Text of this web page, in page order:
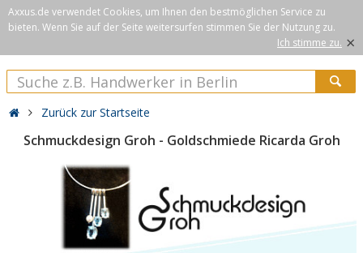
Axxus.de verwendet Cookies, um Ihnen den bestmöglichen Service zu
bieten. Wenn Sie auf der Seite weitersurfen stimmen Sie der Nutzung zu.
Ich stimme zu. ×
Zurück zur Startseite
Schmuckdesign Groh - Goldschmiede Ricarda Groh